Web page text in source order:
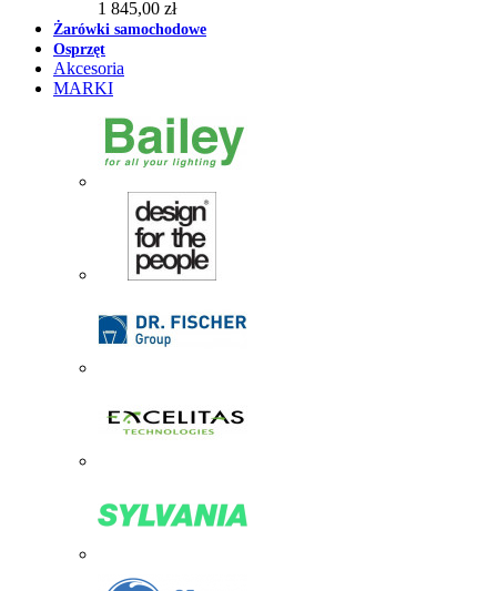
1 845,00 zł
Żarówki samochodowe
Osprzęt
Akcesoria
MARKI